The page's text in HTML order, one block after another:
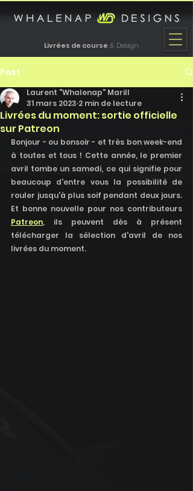
Livrées de course & Design
Post
Livrées du moment: sortie officielle
sur Patreon
Laurent "Whalenap" Marill
31 mars 2023 2 min de lecture
Bonjour - ou bonsoir - et très bon week-end
à toutes et tous ! Cette année, le premier
avril tombe un samedi, ce qui signifie pour
beaucoup d'entre vous la possibilité de
rouler jusqu'à plus soif pendant deux jours.
Patreon, ils peuvent dès à présent
télécharger la sélection d'avril de nos
livrées du moment.